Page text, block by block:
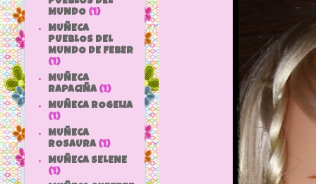
MUNDO (1)
MUÑECA
PUEBLOS DEL
MUNDO DE FEBER
(1)
MUÑECA
RAPACIÑA (1)
MUÑECA ROGELIA
(1)
MUÑECA
ROSAURA (1)
MUÑECA SELENE
(1)